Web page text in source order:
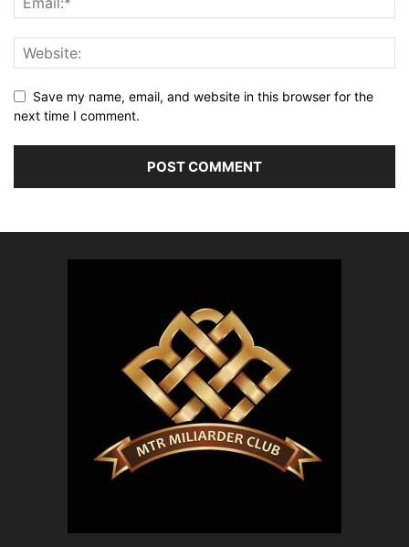
Save my name, email, and website in this browser for the
next time I comment.